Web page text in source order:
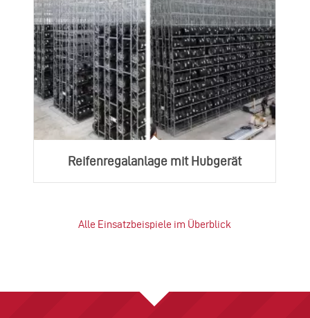
Reifenregalanlage mit Hubgerät
Alle Einsatzbeispiele im Überblick